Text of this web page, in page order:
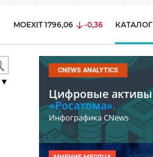
MOEXIT 1796,06 -0,36 КАТАЛОГ
▼
CNEWS ANALYTICS
Цифровые активы
«Росатома».
Инфографика CNews